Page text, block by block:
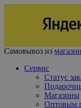
Самовывоз из
Сервис
Статус
Магазины
Оптовым